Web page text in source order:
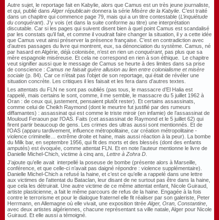
Autre sujet, le reportage fait en Kabylie, alors que Camus est un très jeune journaliste,
et qui, publié dans Alger républicain donnera la série Misère de la Kabylie . C’est traité
dans un chapitre qui commence page 79, mais qui a un titre contestable (L’inquiétude
du conquérant). J’y vois (et dans la suite conforme au titre) une interprétation
discutable. Car si les pages qui suivent disent bien à quel point Camus est scandalisé
par les constats qu’il fait, et comme il voudrait faire changer la situation, il y a cette idée
que Camus veut ainsi préserver la présence française. C’est en contradiction avec
d’autres passages du livre qui montrent, eux, sa dénonciation du système. Camus, né
par hasard en Algérie, déjà colonisée, n’est en rien un conquérant, pas plus que sa
mère espagnole miséreuse. Et cela ne correspond en rien à son éthique. Le chapitre
veut signifier aussi que le message de Camus se heurte à des limites dans sa prise
de conscience : Camus ne faisait guère allusion au lien entre colonialisme et misère
sociale (p. 84). Car ce n’était pas l’objet de son reportage, qui était de révéler une
situation concrète. Les critiques il les faisait et les fera dans d’autres textes.
Les attentats du FLN ne sont pas oubliés (pas tous, le massacre d’El Halia est
rappelé, mais certains le sont, comme, il me semble, le massacre du 5 juillet 1962 à
Oran : de ceux qui, justement, pensaient plutôt rester). Et certains assassinats,
comme celui de Cheikh Raymond (dont le meurtre fut justifié par des rumeurs
diffamantes) : assassinat qui est comme le triste miroir (en infamie) de l’assassinat de
Mouloud Feraoun par l’OAS. Faits (cet assassinat de Raymond et le 5 juillet 62) qui
firent partir beaucoup de gens. Les crimes des ultras aussi sont mentionnés. Et de
l’OAS (apparu tardivement, influence métropolitaine, car création métropolitaine -
violence criminelle… extrême droite et haine, mais aussi réaction à la peur). La bombe
du Milk bar, en septembre 1956, qui fit des morts et des blessés (dont des enfants
amputés) est évoquée, comme attentat FLN. Et en note l’auteur mentionne le livre de
Danielle Michel-Chich, victime à cinq ans , Lettre à Zohra D
J’ajoute qu’elle avait interpellé la poseuse de bombe (présente alors à Marseille,
conférence, et que celle-ci n’avait pas daigné répondre : violence supplémentaire).
Danielle Michel-Chich a refusé la haine, et c’est ce qu’elle a rappelé dans une lettre
aux victimes de l’attentat du Bataclan, leur disant de ne surtout pas être dans la haine,
que cela les détruirait. Une autre victime de ce même attentat enfant, Nicole Guiraud,
artiste plasticienne, a fait le même parcours de refus de la haine. Engagée à la fois
contre le terrorisme et pour le dialogue fraternel elle fit réaliser par son galeriste, Peter
Herrmann, en Allemagne où elle vivait, une exposition titrée Alger, Oran, Constantine
avec deux artistes algériennes, chacune représentant sa ville natale, Alger pour Nicole
Guiraud. Et elle aussi a témoigné.